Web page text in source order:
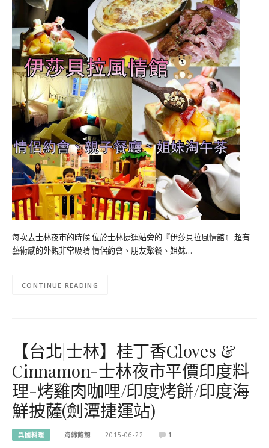
每次去士林夜市的時候 位於士林捷運站旁的『伊莎貝拉風情館』 超有
藝術感的外觀非常吸睛 情侶約會、朋友聚餐、姐妹…
CONTINUE READING
【台北|士林】桂丁香Cloves &
Cinnamon-士林夜市平價印度料
理-烤雞肉咖哩/印度烤餅/印度海
鮮披薩(劍潭捷運站)
異國料理 海綿飽飽 2015-06-22 1